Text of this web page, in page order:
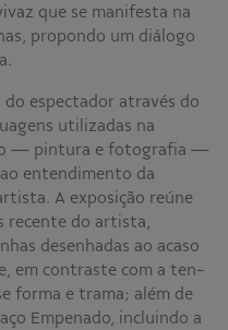
que se manifesta na
propondo um diálogo
espectador através do
utilizadas na
— pintura e fotografia —
entendimento da
A exposição reúne
recente do artista,
desenhadas ao acaso
em contraste com a ten-
forma e trama; além de
Empenado, incluindo a